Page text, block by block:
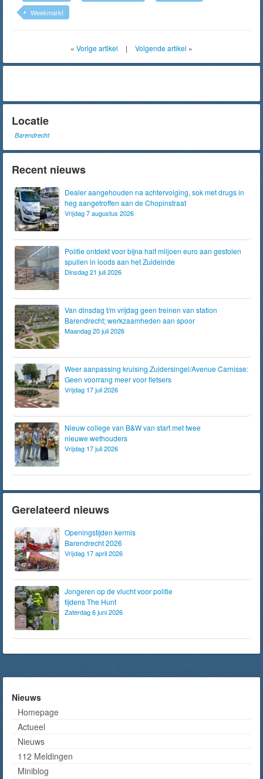
Weekmarkt
« Vorige artikel | Volgende artikel »
Locatie
Barendrecht
Recent nieuws
Dealer aangehouden na achtervolging, sok met drugs in
heg aangetroffen aan de Chopinstraat
Vrijdag 7 augustus 2026
Politie ontdekt voor bijna half miljoen euro aan gestolen
spullen in loods aan het Zuideinde
Dinsdag 21 juli 2026
Van dinsdag t/m vrijdag geen treinen van station
Barendrecht; werkzaamheden aan spoor
Maandag 20 juli 2026
Weer aanpassing kruising Zuidersingel/Avenue Carnisse:
Geen voorrang meer voor fietsers
Vrijdag 17 juli 2026
Nieuw college van B&W van start met twee
nieuwe wethouders
Vrijdag 17 juli 2026
Gerelateerd nieuws
Openingstijden kermis
Barendrecht 2026
Vrijdag 17 april 2026
Jongeren op de vlucht voor politie
tijdens The Hunt
Zaterdag 6 juni 2026
Nieuws
Homepage
Actueel
Nieuws
112 Meldingen
Miniblog